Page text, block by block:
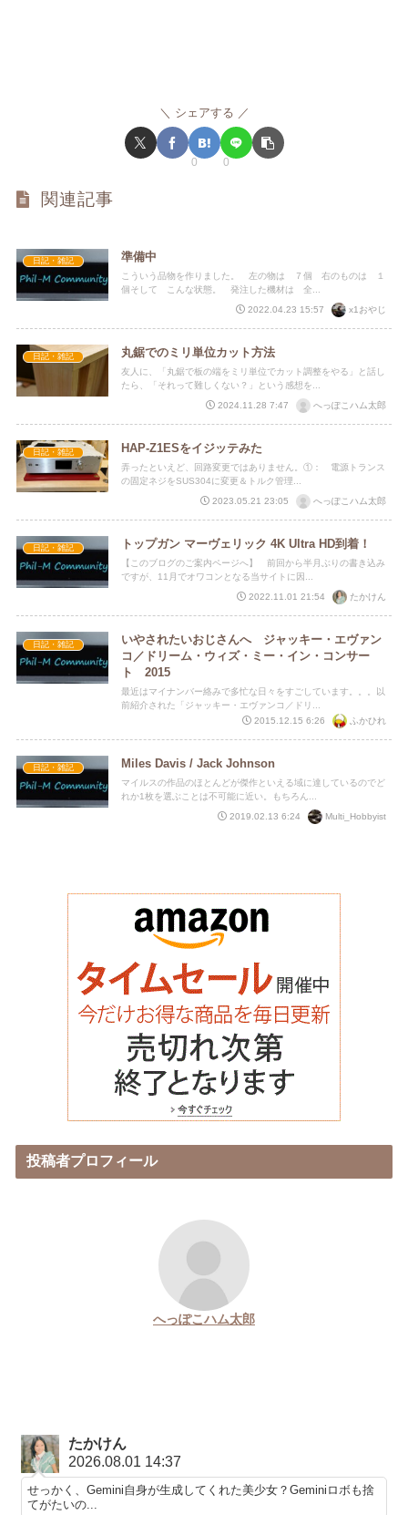
シェアする
0 0
関連記事
日記・雑記 準備中
こういう品物を作りました。 左の物は ７個 右のものは １
個そして こんな状態。 発注した機材は 全...
2022.04.23 15:57
x1おやじ
日記・雑記 丸鋸でのミリ単位カット方法
友人に、「丸鋸で板の端をミリ単位でカット調整をやる」と話し
たら、「それって難しくない？」という感想を...
2024.11.28 7:47
へっぽこハム太郎
日記・雑記 HAP-Z1ESをイジッテみた
弄ったといえど、回路変更ではありません。①： 電源トランス
の固定ネジをSUS304に変更＆トルク管理...
2023.05.21 23:05
へっぽこハム太郎
日記・雑記 トップガン マーヴェリック 4K Ultra HD到着！
【このブログのご案内ページへ】 前回から半月ぶりの書き込み
ですが、11月でオワコンとなる当サイトに因...
2022.11.01 21:54
たかけん
日記・雑記
いやされたいおじさんへ ジャッキー・エヴァン
コ／ドリーム・ウィズ・ミー・イン・コンサー
ト 2015
最近はマイナンバー絡みで多忙な日々をすごしています。。。以
前紹介された「ジャッキー・エヴァンコ／ドリ...
2015.12.15 6:26
ふかひれ
日記・雑記 Miles Davis / Jack Johnson
マイルスの作品のほとんどが傑作といえる域に達しているのでど
れか1枚を選ぶことは不可能に近い。もちろん...
2019.02.13 6:24
Multi_Hobbyist
投稿者プロフィール
へっぽこハム太郎
たかけん
2026.08.01 14:37
せっかく、Gemini自身が生成してくれた美少女？Geminiロボも捨
てがたいの...